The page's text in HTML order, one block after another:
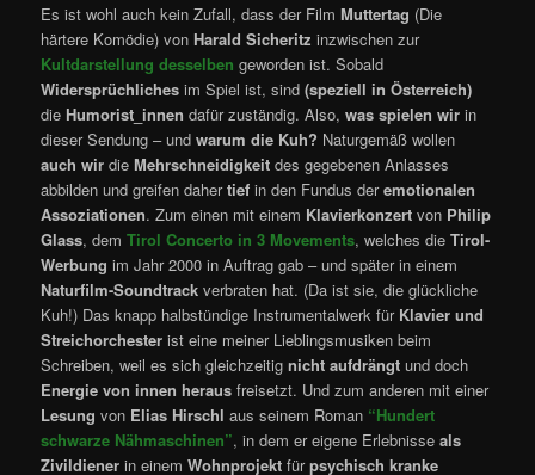
Es ist wohl auch kein Zufall, dass der FilmMuttertag (Die
härtere Komödie) von Harald Sicheritz inzwischen zur
Kultdarstellung desselben geworden ist. Sobald
Widersprüchliches im Spiel ist, sind(speziell in Österreich)
die Humorist_innen dafür zuständig. Also,was spielen wir in
dieser Sendung – undwarum die Kuh? Naturgemäß wollen
auch wir dieMehrschneidigkeit des gegebenen Anlasses
abbilden und greifen dahertief in den Fundus deremotionalen
Assoziationen. Zum einen mit einem Klavierkonzert von Philip
Glass, demTirol Concerto in 3 Movements, welches dieTirol-
Werbung im Jahr 2000 in Auftrag gab – und später in einem
Naturfilm-Soundtrack verbraten hat. (Da ist sie, die glückliche
Kuh!) Das knapp halbstündige Instrumentalwerk für Klavier und
Streichorchester ist eine meiner Lieblingsmusiken beim
Schreiben, weil es sich gleichzeitignicht aufdrängt und doch
Energie von innen heraus freisetzt. Und zum anderen mit einer
Lesung von Elias Hirschl aus seinem Roman “Hundert
schwarze Nähmaschinen”, in dem er eigene Erlebnisseals
Zivildiener in einemWohnprojekt fürpsychisch kranke